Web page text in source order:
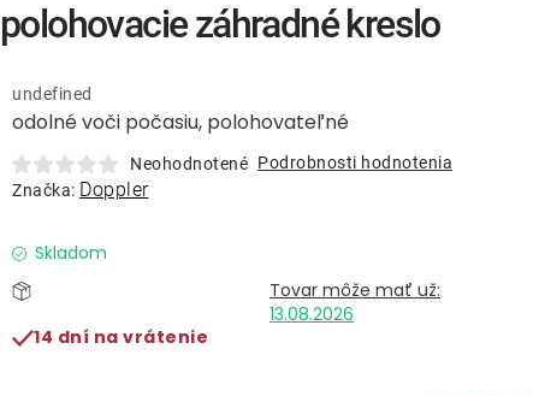
odolné voči počasiu, polohovateľné
undefined
Neohodnotené Podrobnosti hodnotenia
Značka: Doppler
Skladom
13.08.2026
14 dní na vrátenie
polohovacie záhradné kreslo